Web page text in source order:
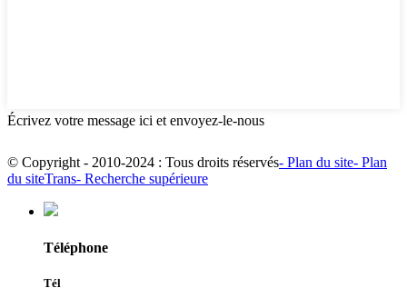
Écrivez votre message ici et envoyez-le-nous
© Copyright - 2010-2024 : Tous droits réservés- Plan du site- Plan
du siteTrans- Recherche supérieure
Téléphone
Tél